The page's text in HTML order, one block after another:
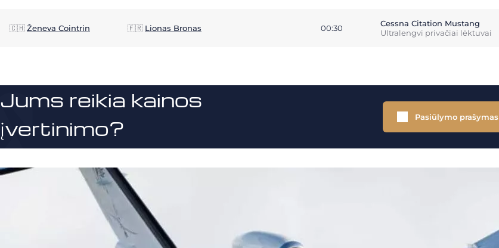
🇨🇭Ženeva Cointrin 🇫🇷 Lionas Bronas 00:30
Cessna Citation Mustang
Ultralengvi privačiai lėktuvai
Jums reikia kainos
įvertinimo?
Pasiūlymo prašymas